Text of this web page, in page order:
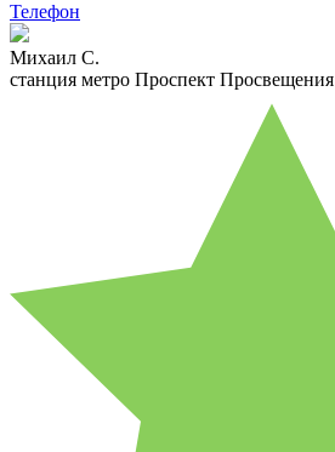
Телефон
Михаил С.
станция метро Проспект Просвещения